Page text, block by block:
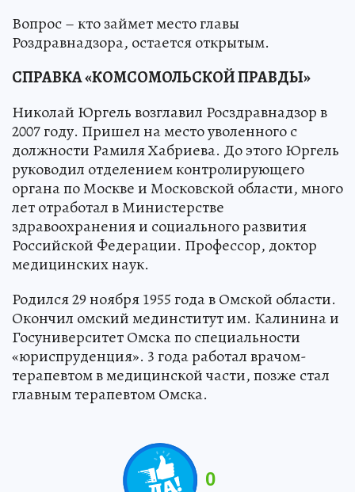
Вопрос – кто займет место главы
Роздравнадзора, остается открытым.
СПРАВКА «КОМСОМОЛЬСКОЙ ПРАВДЫ»
Николай Юргель возглавил Росздравнадзор в
2007 году. Пришел на место уволенного с
должности Рамиля Хабриева. До этого Юргель
руководил отделением контролирующего
органа по Москве и Московской области, много
лет отработал в Министерстве
здравоохранения и социального развития
Российской Федерации. Профессор, доктор
медицинских наук.
Родился 29 ноября 1955 года в Омской области.
Окончил омский мединститут им. Калинина и
Госуниверситет Омска по специальности
«юриспруденция». 3 года работал врачом-
терапевтом в медицинской части, позже стал
главным терапевтом Омска.
0